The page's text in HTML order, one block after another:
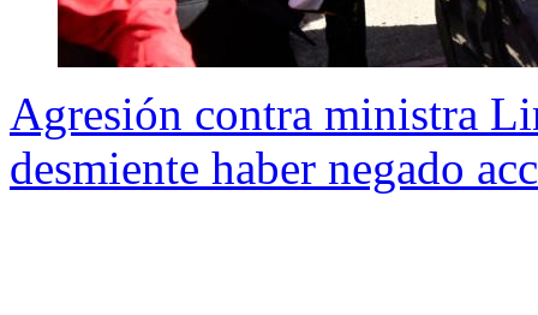
Agresión contra ministra
desmiente haber negado